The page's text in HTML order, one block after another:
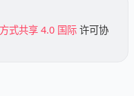
式共享 4.0 国际 许可协